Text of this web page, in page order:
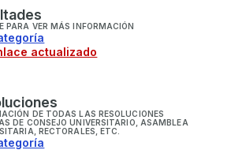
PARA VER MÁS INFORMACIÓN
actualizado
DE TODAS LAS RESOLUCIONES
DE CONSEJO UNIVERSITARIO, ASAMBLEA
RECTORALES, ETC.